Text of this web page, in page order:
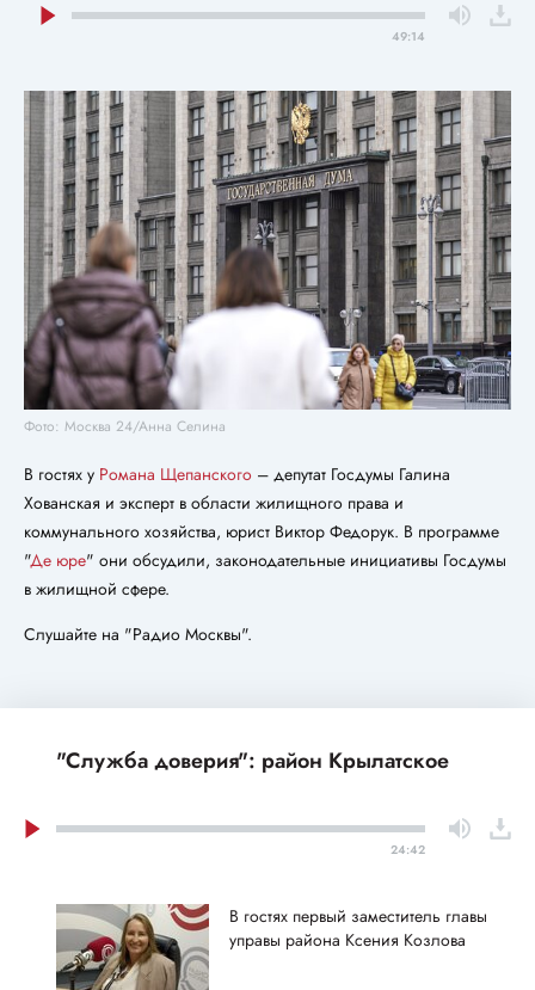
49:14
Фото: Москва 24/Анна Селина
В гостях у Романа Щепанского – депутат Госдумы Галина
Хованская и эксперт в области жилищного права и
коммунального хозяйства, юрист Виктор Федорук. В программе
"Де юре" они обсудили, законодательные инициативы Госдумы
в жилищной сфере.
Слушайте на "Радио Москвы".
"Служба доверия": район Крылатское
24:42
В гостях первый заместитель главы
управы района Ксения Козлова